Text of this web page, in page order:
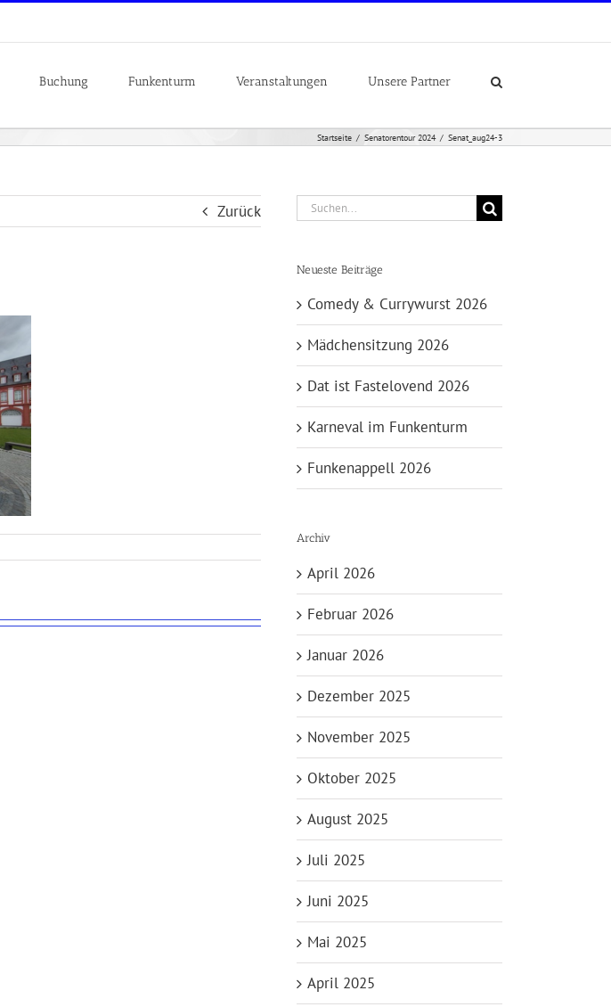
Buchung Funkenturm Veranstaltungen Unsere Partner
Startseite Senatorentour 2024 Senat_aug24-3
Zurück
Suche
nach:
Neueste Beiträge
Comedy & Currywurst 2026
Mädchensitzung 2026
Dat ist Fastelovend 2026
Karneval im Funkenturm
Funkenappell 2026
Archiv
April 2026
Februar 2026
Januar 2026
Dezember 2025
November 2025
Oktober 2025
August 2025
Juli 2025
Juni 2025
Mai 2025
April 2025